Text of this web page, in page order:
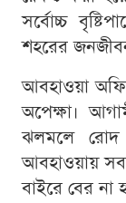
সর্বোচ্চ
শহরের
আবহাওয়া
অপেক্ষা।
ঝলমলে রোদ
আবহাওয়ায়
বাইরে বের না